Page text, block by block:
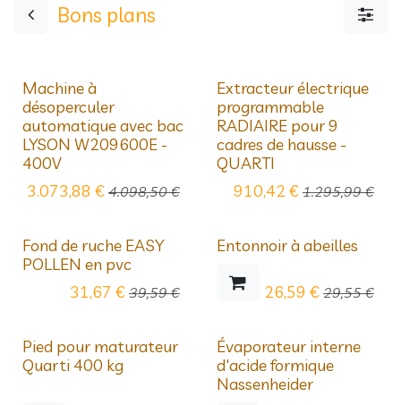
Bons plans
Déstockage
Machine à
désoperculer
automatique avec bac
LYSON W209600E -
400V
3.073,88 € 4.098,50€
Déstockage
Extracteur électrique
programmable
RADIAIRE pour 9
cadres de hausse -
QUARTI
910,42 € 1.295,99€
Déstockage
Fond de ruche EASY
POLLEN en pvc
31,67 € 39,59€ Déstockage
Entonnoir à abeilles
26,59 € 29,55€
Déstockage
Pied pour maturateur
Quarti 400 kg
Déstockage
Évaporateur interne
d'acide formique
Nassenheider